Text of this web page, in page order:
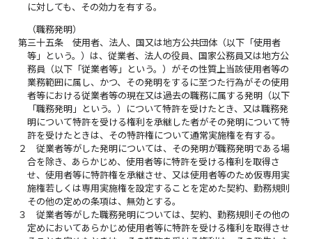
に対しても、その効力を有する。
（職務発明）
第三十五条
使用者、法人、国又は地方公共団体（以下「使用者
等」という。）は、従業者、法人の役員、国家公務員又は地方公
務員（以下「従業者等」という。）がその性質上当該使用者等の
業務範囲に属し、かつ、その発明をするに至つた行為がその使用
者等における従業者等の現在又は過去の職務に属する発明（以下
「職務発明」という。）について特許を受けたとき、又は職務発
明について特許を受ける権利を承継した者がその発明について特
許を受けたときは、その特許権について通常実施権を有する。
２
従業者等がした発明については、その発明が職務発明である場
合を除き、あらかじめ、使用者等に特許を受ける権利を取得さ
せ、使用者等に特許権を承継させ、又は使用者等のため仮専用実
施権若しくは専用実施権を設定することを定めた契約、勤務規則
その他の定めの条項は、無効とする。
３
従業者等がした職務発明については、契約、勤務規則その他の
定めにおいてあらかじめ使用者等に特許を受ける権利を取得させ